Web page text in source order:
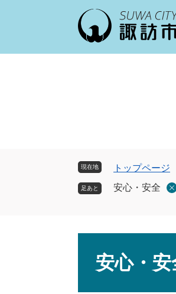
現在地 トップページ
安心・安全
安心・安